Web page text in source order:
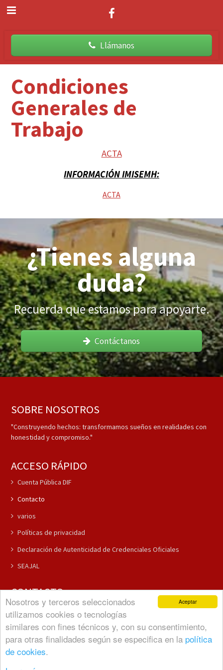
Aceptar
Nosotros y terceros seleccionados
utilizamos cookies o tecnologías
similares con fines técnicos y, con su consentimiento,
para otras finalidades según se especifica en la política
de cookies.
Llámanos
Condiciones
Generales de
Trabajo
ACTA
INFORMACIÓN IMISEMH:
ACTA
¿Tienes alguna
duda?
Recuerda que estamos para apoyarte.
Contáctanos
SOBRE NOSOTROS
"Construyendo hechos: transformamos sueños en realidades con
honestidad y compromiso."
ACCESO RÁPIDO
Cuenta Pública DIF
Contacto
varios
Políticas de privacidad
Declaración de Autenticidad de Credenciales Oficiales
SEAJAL
CONTACTO
(37) 3796-5381
(37) 3796-5292
Comunicacion@cuquiojal.com